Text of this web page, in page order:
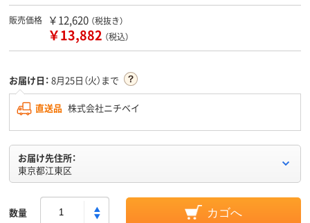
販売価格 ￥12,620 （税抜き）
￥13,882 （税込）
お届け日： 8月25日（火）まで
直送品 株式会社ニチベイ
お届け先住所：
東京都江東区
数量 カゴへ